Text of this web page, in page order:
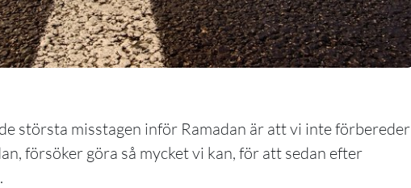
största misstagen inför Ramadan är att vi inte förbereder
försöker göra så mycket vi kan, för att sedan efter